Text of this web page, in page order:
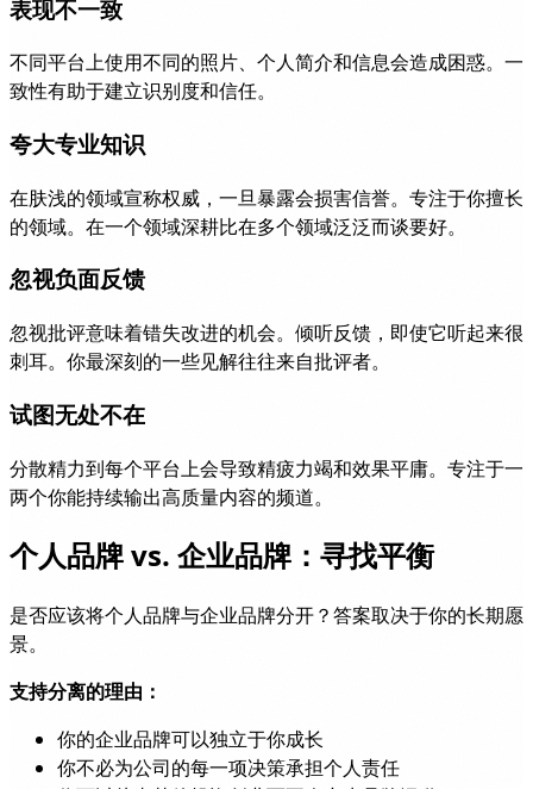
表现不一致
不同平台上使用不同的照片、个人简介和信息会造成困惑。一
致性有助于建立识别度和信任。
夸大专业知识
在肤浅的领域宣称权威，一旦暴露会损害信誉。专注于你擅长
的领域。在一个领域深耕比在多个领域泛泛而谈要好。
忽视负面反馈
忽视批评意味着错失改进的机会。倾听反馈，即使它听起来很
刺耳。你最深刻的一些见解往往来自批评者。
试图无处不在
分散精力到每个平台上会导致精疲力竭和效果平庸。专注于一
两个你能持续输出高质量内容的频道。
个人品牌 vs. 企业品牌：寻找平衡
是否应该将个人品牌与企业品牌分开？答案取决于你的长期愿
景。
支持分离的理由：
你的企业品牌可以独立于你成长
你不必为公司的每一项决策承担个人责任